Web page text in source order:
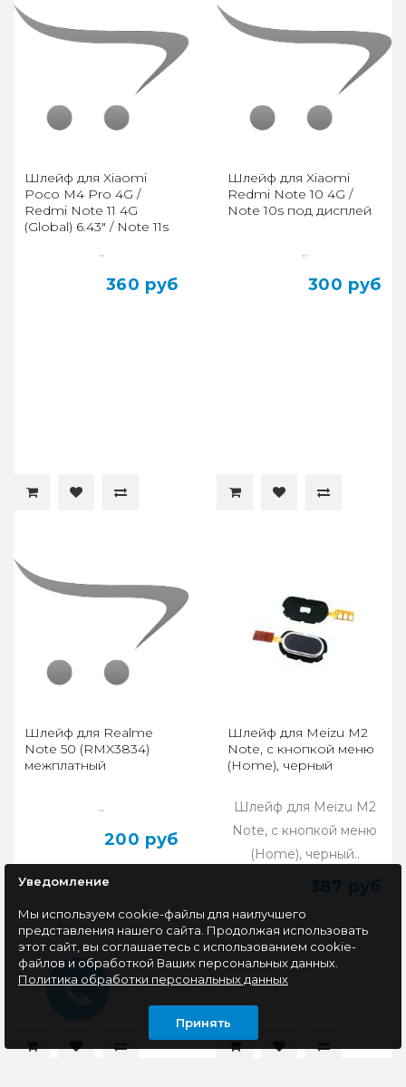
Шлейф для Xiaomi
Poco M4 Pro 4G /
Redmi Note 11 4G
(Global) 6.43" / Note 11s
..
360 руб
Шлейф для Xiaomi
Redmi Note 10 4G /
Note 10s под дисплей
..
300 руб
Шлейф для Realme
Note 50 (RMX3834)
межплатный
..
200 руб
Шлейф для Meizu M2
Note, с кнопкой меню
(Home), черный
Шлейф для Meizu M2
Note, с кнопкой меню
(Home), черный..
387 руб
Уведомление
Мы используем cookie-файлы для наилучшего
представления нашего сайта. Продолжая использовать
этот сайт, вы соглашаетесь с использованием cookie-
файлов и обработкой Ваших персональных данных.
Политика обработки персональных данных
Принять